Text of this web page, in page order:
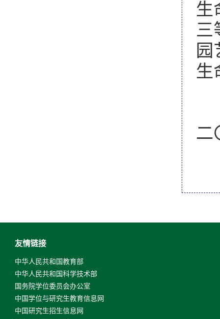
生
三
园
生
二
友情链接
中华人民共和国教育部
中华人民共和国科学技术部
国务院学位委员会办公室
中国学位与研究生教育信息网
中国研究生招生信息网